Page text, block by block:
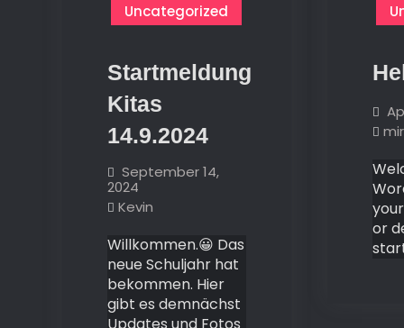
Uncategorized
Startmeldung
Kitas
14.9.2024
September 14,
2024
Kevin
Willkommen.😀 Das
neue Schuljahr hat
bekommen. Hier
gibt es demnächst
or